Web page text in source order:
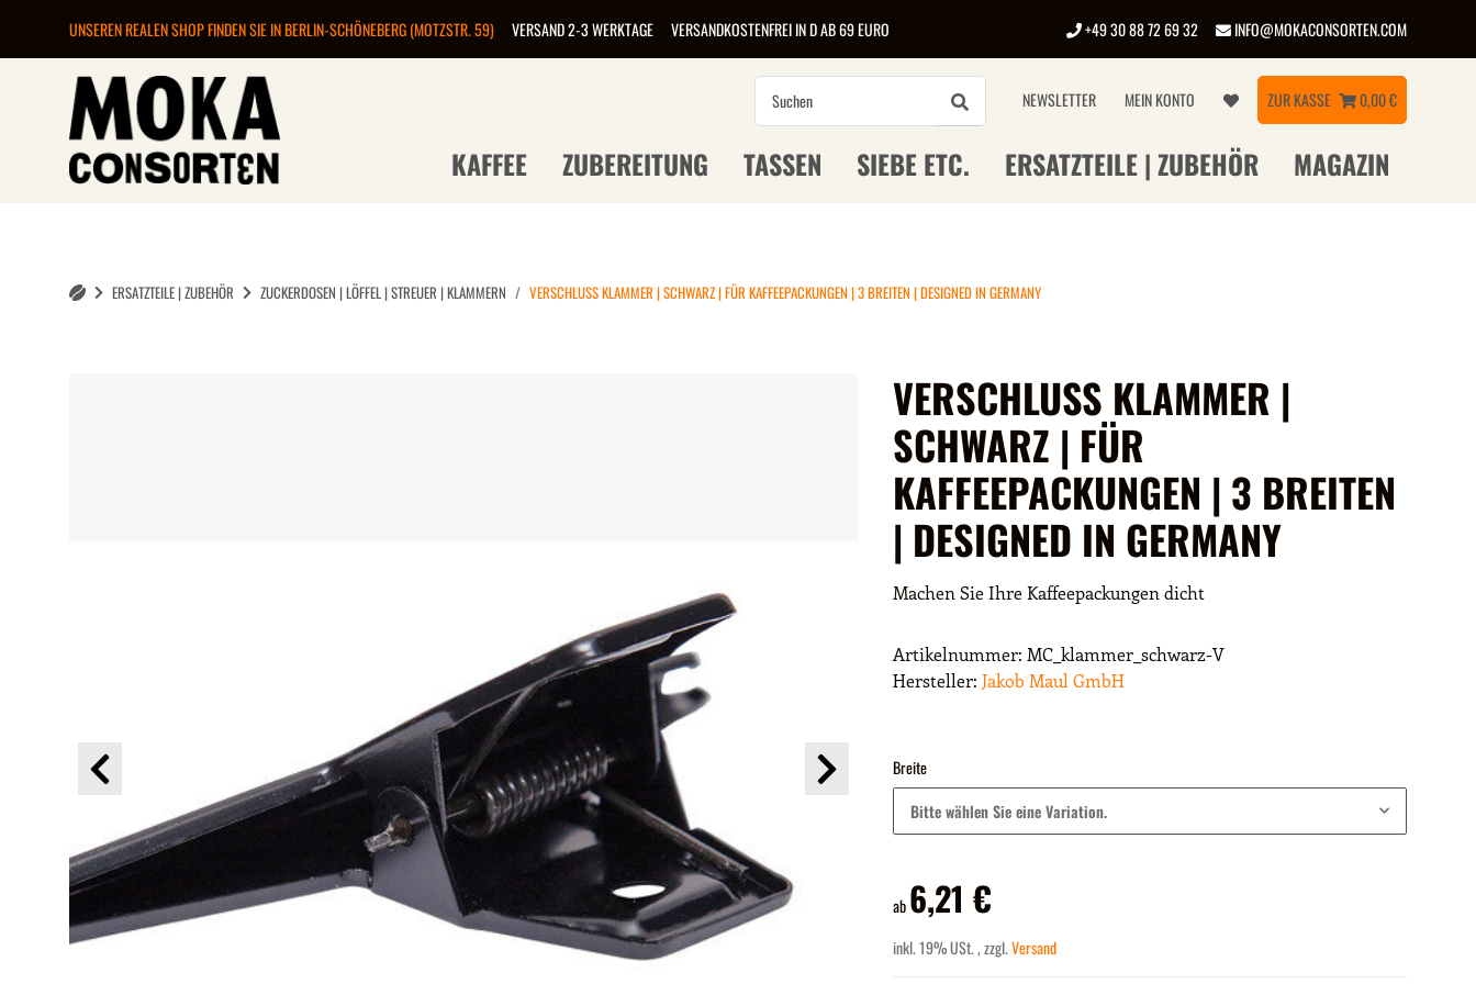
UNSEREN REALEN SHOP FINDEN SIE IN BERLIN-SCHÖNEBERG (MOTZSTR. 59) VERSAND 2-3 WERKTAGE VERSANDKOSTENFREI IN D AB 69 EURO +49 30 88 72 69 32 INFO@MOKACONSORTEN.COM
NEWSLETTER MEIN KONTO ZUR KASSE 0,00 €
KAFFEE ZUBEREITUNG TASSEN SIEBE ETC. ERSATZTEILE | ZUBEHÖR MAGAZIN
ERSATZTEILE | ZUBEHÖR ZUCKERDOSEN | LÖFFEL | STREUER | KLAMMERN VERSCHLUSS KLAMMER | SCHWARZ | FÜR KAFFEEPACKUNGEN | 3 BREITEN | DESIGNED IN GERMANY
VERSCHLUSS KLAMMER |
SCHWARZ | FÜR
KAFFEEPACKUNGEN | 3 BREITEN
| DESIGNED IN GERMANY
Machen Sie Ihre Kaffeepackungen dicht
Artikelnummer: MC_klammer_schwarz-V
Hersteller: Jakob Maul GmbH
Breite
Bitte wählen Sie eine Variation.
ab6,21 €
inkl. 19% USt. , zzgl.Versand